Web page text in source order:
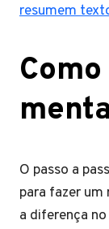
resumem
O passo a
para fazer um
a diferença